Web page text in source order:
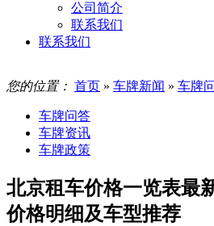
公司简介
联系我们
联系我们
您的位置： 首页 » 车牌新闻 » 车牌
车牌问答
车牌资讯
车牌政策
北京租车价格一览表最
价格明细及车型推荐